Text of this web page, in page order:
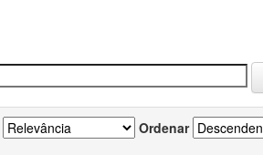
Ordenar